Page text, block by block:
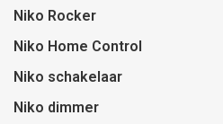
Niko Rocker
Niko Home Control
Niko schakelaar
Niko dimmer